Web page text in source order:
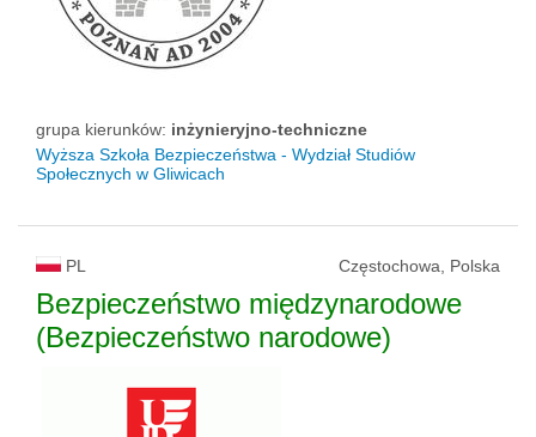
grupa kierunków: inżynieryjno-techniczne
Wyższa Szkoła Bezpieczeństwa - Wydział Studiów
Społecznych w Gliwicach
PL Częstochowa, Polska
Bezpieczeństwo międzynarodowe
(Bezpieczeństwo narodowe)